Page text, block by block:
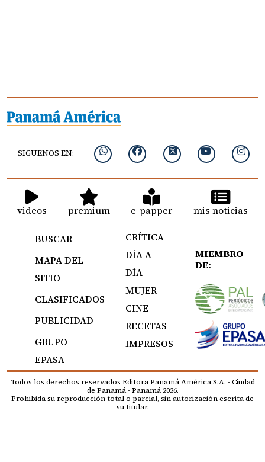
SIGUENOS EN:
videos premium e-papper mis noticias
BUSCAR
MAPA DEL
SITIO
CLASIFICADOS
PUBLICIDAD
GRUPO
EPASA
CRÍTICA
DÍA A
DÍA
MUJER
CINE
RECETAS
IMPRESOS
MIEMBRO
DE:
Todos los derechos reservados Editora Panamá América S.A. - Ciudad
de Panamá - Panamá 2026.
Prohibida su reproducción total o parcial, sin autorización escrita de
su titular.